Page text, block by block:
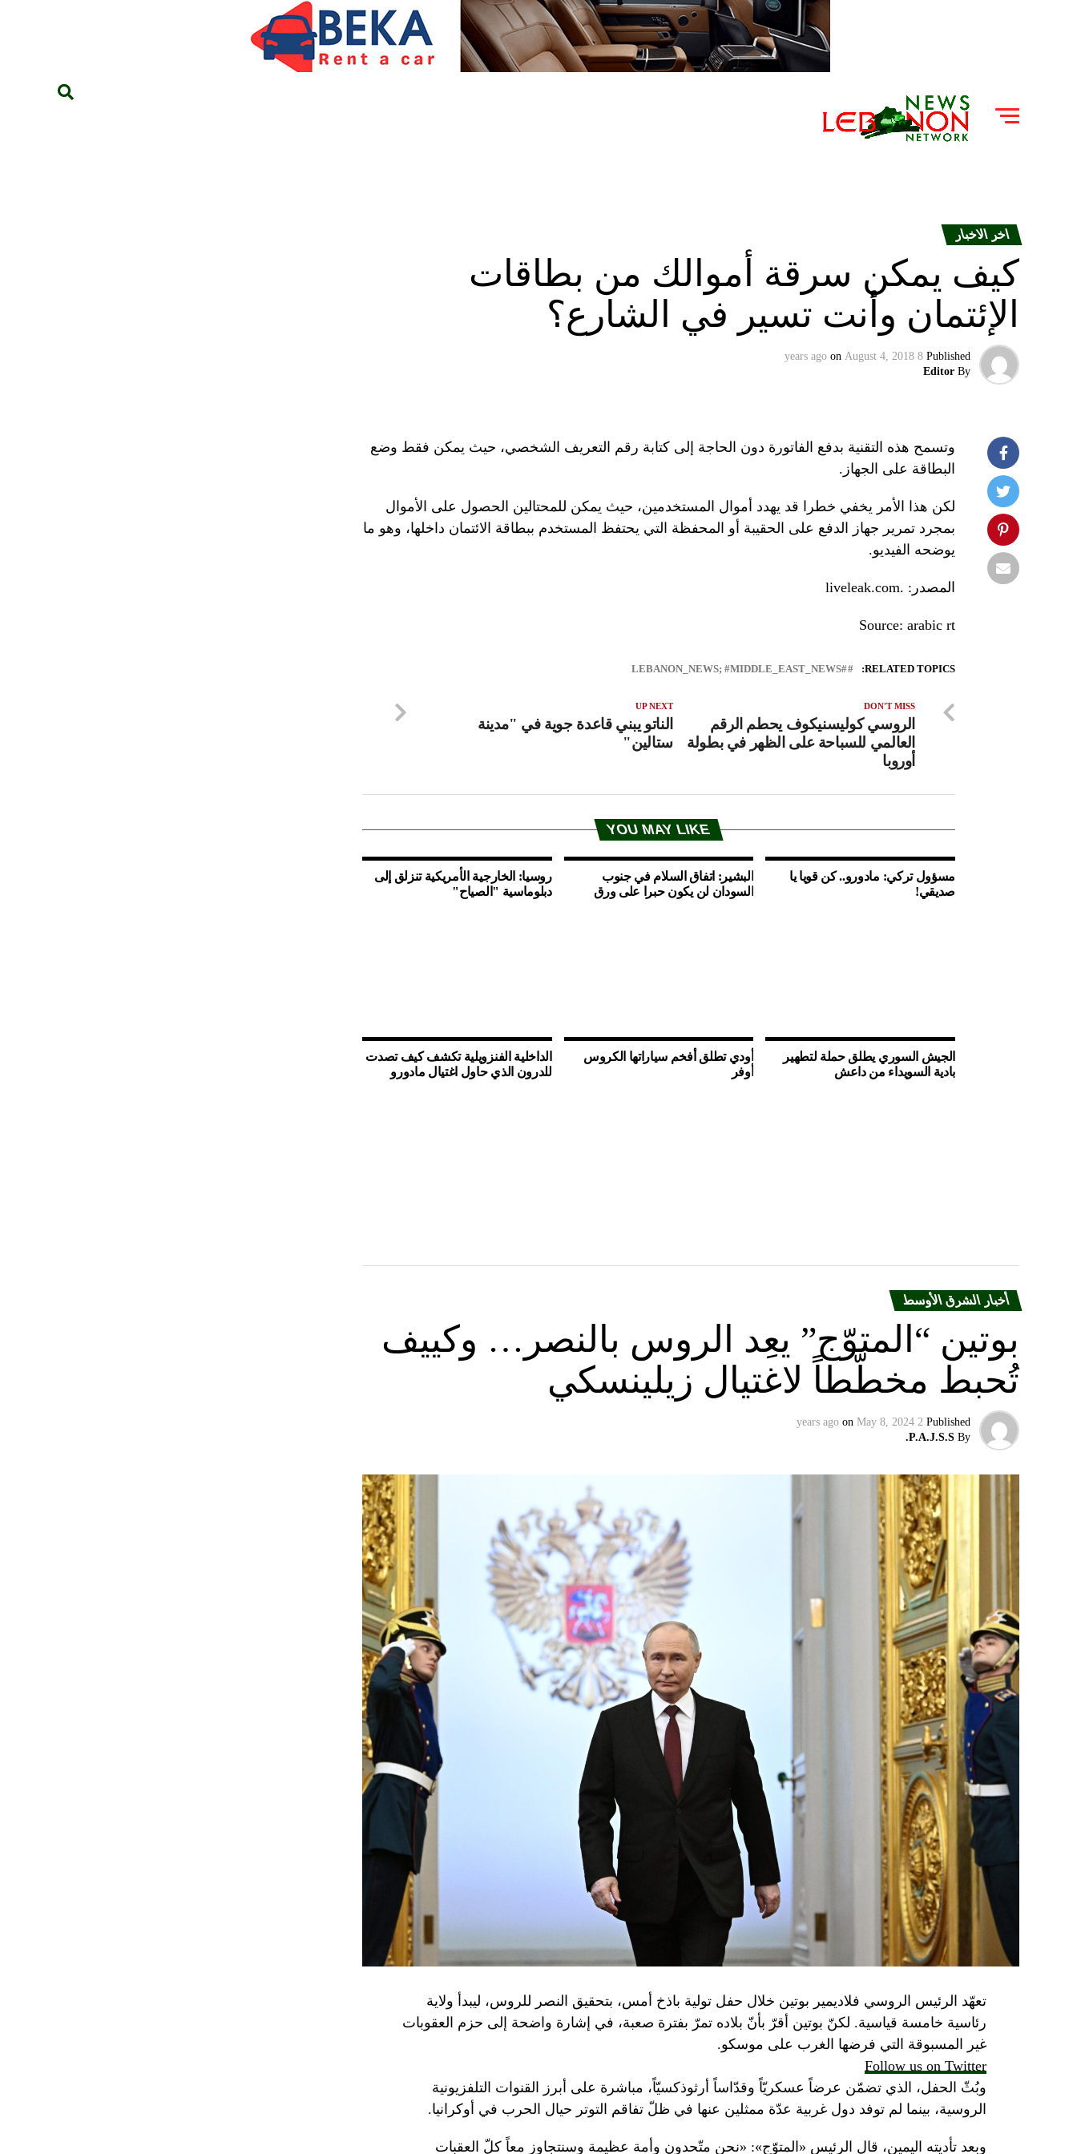
اخر الاخبار
كيف يمكن سرقة أموالك من بطاقات
الإئتمان وأنت تسير في الشارع؟
Published
8 years ago
on August 4, 2018
By
Editor
وتسمح هذه التقنية بدفع الفاتورة دون الحاجة إلى كتابة رقم التعريف الشخصي، حيث يمكن فقط وضع
البطاقة على الجهاز.
لكن هذا الأمر يخفي خطرا قد يهدد أموال المستخدمين، حيث يمكن للمحتالين الحصول على الأموال
بمجرد تمرير جهاز الدفع على الحقيبة أو المحفظة التي يحتفظ المستخدم ببطاقة الائتمان داخلها، وهو ما
يوضحه الفيديو.
المصدر: .liveleak.com
Source: arabic rt
RELATED TOPICS:
#LEBANON_NEWS; #MIDDLE_EAST_NEWS
UP NEXT
الناتو يبني قاعدة جوية في "مدينة
ستالين"
DON'T MISS
الروسي كوليسنيكوف يحطم الرقم
العالمي للسباحة على الظهر في بطولة
أوروبا
YOU MAY LIKE
مسؤول تركي: مادورو.. كن قويا يا
صديقي!
البشير: اتفاق السلام في جنوب
السودان لن يكون حبرا على ورق
روسيا: الخارجية الأمريكية تنزلق إلى
دبلوماسية "الصياح"
الجيش السوري يطلق حملة لتطهير
بادية السويداء من داعش
أودي تطلق أفخم سياراتها الكروس
أوفر
الداخلية الفنزويلية تكشف كيف تصدت
للدرون الذي حاول اغتيال مادورو
أخبار الشرق الأوسط
بوتين “المتوّج” يعِد الروس بالنصر… وكييف
تُحبط مخطّطاً لاغتيال زيلينسكي
Published
2 years ago
on May 8, 2024
By
P.A.J.S.S.
تعهّد الرئيس الروسي فلاديمير بوتين خلال حفل تولية باذخ أمس، بتحقيق النصر للروس، ليبدأ ولاية
رئاسية خامسة قياسية. لكنّ بوتين أقرّ بأنّ بلاده تمرّ بفترة صعبة، في إشارة واضحة إلى حزم العقوبات
غير المسبوقة التي فرضها الغرب على موسكو.
Follow us on Twitter
وبُثّ الحفل، الذي تضمّن عرضاً عسكريّاً وقدّاساً أرثوذكسيّاً، مباشرة على أبرز القنوات التلفزيونية
الروسية، بينما لم توفد دول غربية عدّة ممثلين عنها في ظلّ تفاقم التوتر حيال الحرب في أوكرانيا.
وبعد تأديته اليمين، قال الرئيس «المتوّج»: «نحن متّحدون وأمة عظيمة وسنتجاوز معاً كلّ العقبات